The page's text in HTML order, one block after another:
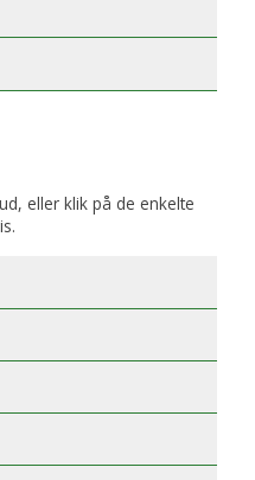
eller klik på de enkelte